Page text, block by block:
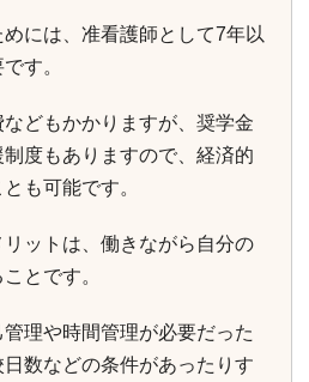
には、准看護師として7年以
す。
どもかかりますが、奨学金
度もありますので、経済的
も可能です。
ットは、働きながら自分の
とです。
理や時間管理が必要だった
数などの条件があったりす